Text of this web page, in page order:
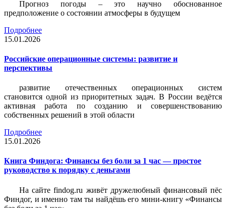
Прогноз погоды – это научно обоснованное
предположение о состоянии атмосферы в будущем
Подробнее
15.01.2026
Российские операционные системы: развитие и
перспективы
развитие отечественных операционных систем
становится одной из приоритетных задач. В России ведётся
активная работа по созданию и совершенствованию
собственных решений в этой области
Подробнее
15.01.2026
Книга Финдога: Финансы без боли за 1 час — простое
руководство к порядку с деньгами
На сайте findog.ru живёт дружелюбный финансовый пёс
Финдог, и именно там ты найдёшь его мини‑книгу «Финансы